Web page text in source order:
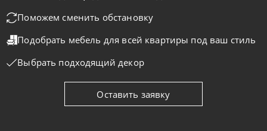
Поможем сменить обстановку
Подобрать мебель для всей квартиры под ваш стиль
Выбрать подходящий декор
Оставить заявку